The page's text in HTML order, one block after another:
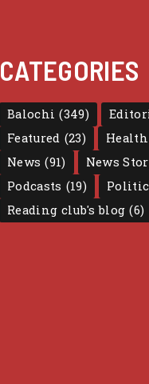
CATEGORIES
Balochi (349)
Featured (23) Health
News (91) News
Podcasts (19)
Reading club's blog (6)